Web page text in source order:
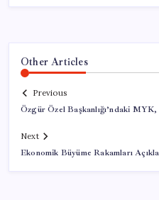
Other Articles
Previous
Özgür Özel Başkanlığı’ndaki
Next
Ekonomik Büyüme Rakamları